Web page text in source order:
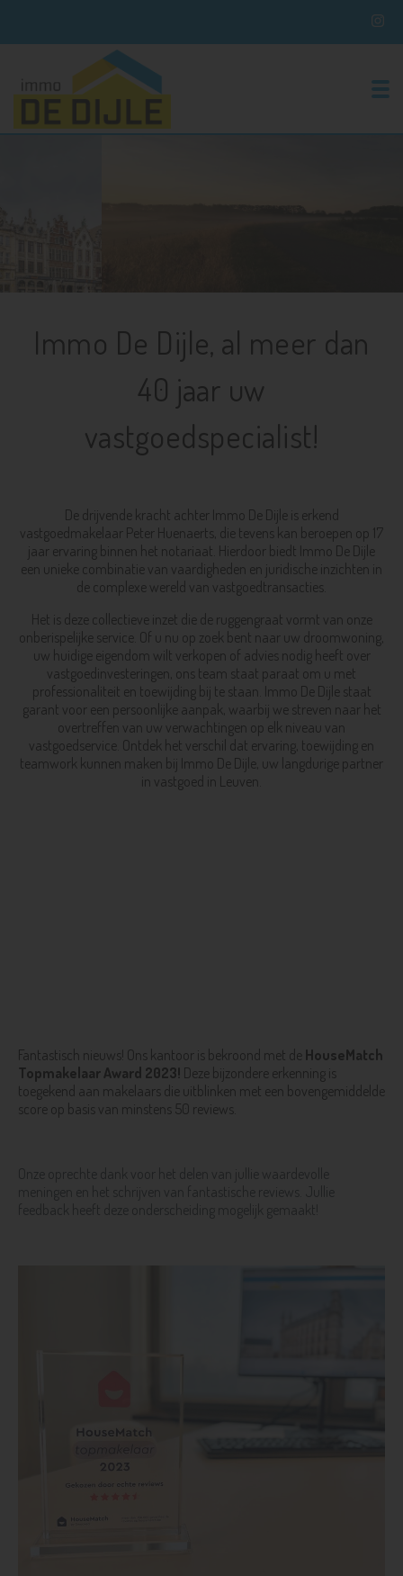
Immo De Dijle, al meer dan
40 jaar uw
vastgoedspecialist!
De drijvende kracht achter Immo De Dijle is erkend
vastgoedmakelaar Peter Huenaerts, die tevens kan beroepen op 17
jaar ervaring binnen het notariaat. Hierdoor biedt Immo De Dijle
een unieke combinatie van vaardigheden en juridische inzichten in
de complexe wereld van vastgoedtransacties.
Het is deze collectieve inzet die de ruggengraat vormt van onze
onberispelijke service. Of u nu op zoek bent naar uw droomwoning,
uw huidige eigendom wilt verkopen of advies nodig heeft over
vastgoedinvesteringen, ons team staat paraat om u met
professionaliteit en toewijding bij te staan. Immo De Dijle staat
garant voor een persoonlijke aanpak, waarbij we streven naar het
overtreffen van uw verwachtingen op elk niveau van
vastgoedservice. Ontdek het verschil dat ervaring, toewijding en
teamwork kunnen maken bij Immo De Dijle, uw langdurige partner
in vastgoed in Leuven.
Fantastisch nieuws! Ons kantoor is bekroond met de HouseMatch
Topmakelaar Award 2023! Deze bijzondere erkenning is
toegekend aan makelaars die uitblinken met een bovengemiddelde
score op basis van minstens 50 reviews.
Onze oprechte dank voor het delen van jullie waardevolle
meningen en het schrijven van fantastische reviews. Jullie
feedback heeft deze onderscheiding mogelijk gemaakt!